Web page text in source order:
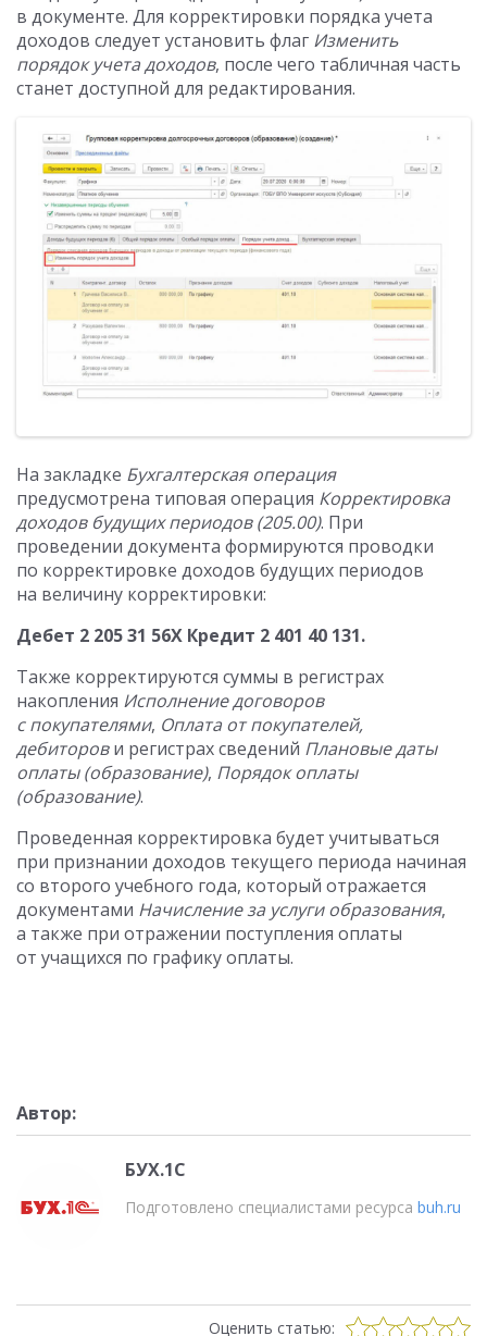
в документе. Для корректировки порядка учета
доходов следует установить флаг Изменить
порядок учета доходов, после чего табличная часть
станет доступной для редактирования.
На закладке Бухгалтерская операция
предусмотрена типовая операция Корректировка
доходов будущих периодов (205.00). При
проведении документа формируются проводки
по корректировке доходов будущих периодов
на величину корректировки:
Дебет 2 205 31 56X Кредит 2 401 40 131.
Также корректируются суммы в регистрах
накопления Исполнение договоров
с покупателями, Оплата от покупателей,
дебиторови регистрах сведений Плановые даты
оплаты (образование), Порядок оплаты
(образование).
Проведенная корректировка будет учитываться
при признании доходов текущего периода начиная
со второго учебного года, который отражается
документами Начисление за услуги образования,
а также при отражении поступления оплаты
от учащихся по графику оплаты.
Автор:
БУХ.1С
Подготовлено специалистами ресурса buh.ru
Оценить статью: